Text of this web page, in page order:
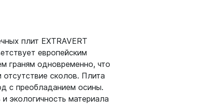
плит EXTRAVERT
европейским
граням одновременно, что
сколов. Плита
с преобладанием осины.
экологичность материала